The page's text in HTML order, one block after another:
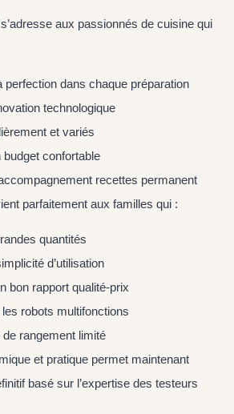
s’adresse aux passionnés de cuisine qui
perfection dans chaque préparation
technologique
et variés
budget confortable
recettes permanent
parfaitement aux familles qui :
quantités
d’utilisation
bon rapport qualité-prix
robots multifonctions
rangement limité
et pratique permet maintenant
basé sur l’expertise des testeurs